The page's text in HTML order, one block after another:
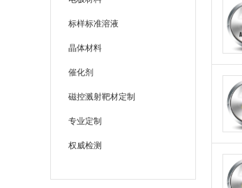
标样标准溶液
晶体材料
催化剂
磁控溅射靶材定制
专业定制
权威检测